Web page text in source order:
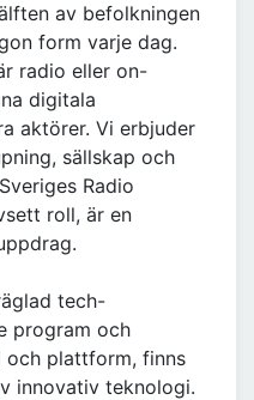
av befolkningen
form varje dag.
radio eller on-
digitala
aktörer. Vi erbjuder
sällskap och
Radio
roll, är en
tech-
program och
och plattform, finns
innovativ teknologi.